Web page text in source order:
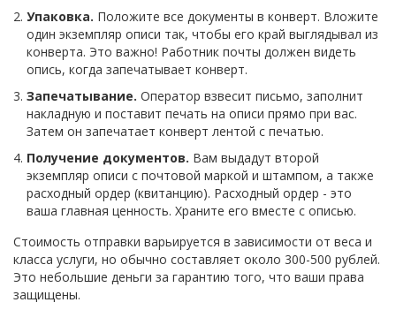
Упаковка. Положите все документы в конверт. Вложите
один экземпляр описи так, чтобы его край выглядывал из
конверта. Это важно! Работник почты должен видеть
опись, когда запечатывает конверт.
Запечатывание. Оператор взвесит письмо, заполнит
накладную и поставит печать на описи прямо при вас.
Затем он запечатает конверт лентой с печатью.
Получение документов. Вам выдадут второй
экземпляр описи с почтовой маркой и штампом, а также
расходный ордер (квитанцию). Расходный ордер - это
ваша главная ценность. Храните его вместе с описью.
Стоимость отправки варьируется в зависимости от веса и
класса услуги, но обычно составляет около 300-500 рублей.
Это небольшие деньги за гарантию того, что ваши права
защищены.